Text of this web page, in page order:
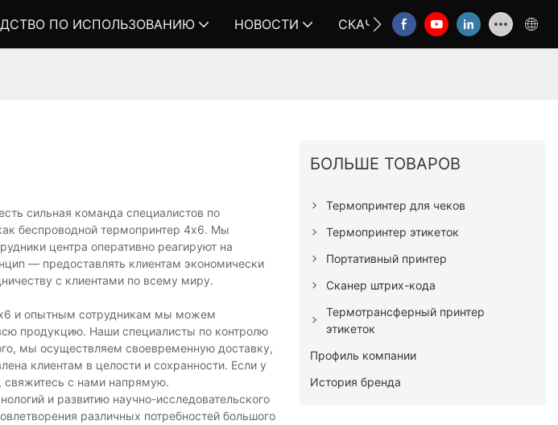
ПО ИСПОЛЬЗОВАНИЮ НОВОСТИ СКАЧАТЬ СВЯЗАТЬСЯ С
сильная команда специалистов по
беспроводной термопринтер 4x6. Мы
центра оперативно реагируют на
— предоставлять клиентам экономически
с клиентами по всему миру.
и опытным сотрудникам мы можем
продукцию. Наши специалисты по контролю
мы осуществляем своевременную доставку,
​​клиентам в целости и сохранности. Если у
свяжитесь с нами напрямую.
и развитию научно-исследовательского
различных потребностей большого
БОЛЬШЕ ТОВАРОВ
Термопринтер для чеков
Термопринтер этикеток
Портативный принтер
Сканер штрих-кода
Термотрансферный принтер
этикеток
Профиль компании
История бренда